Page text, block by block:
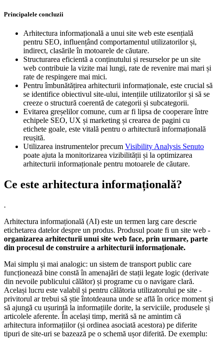
Principalele concluzii
Arhitectura informațională a unui site web este esențială
pentru SEO, influențând comportamentul utilizatorilor și,
indirect, clasările în motoarele de căutare.
Structurarea eficientă a conținutului și resurselor pe un site
web contribuie la vizite mai lungi, rate de revenire mai mari și
rate de respingere mai mici.
Pentru îmbunătățirea arhitecturii informaționale, este crucial să
se identifice obiectivul site-ului, intențiile utilizatorilor și să se
creeze o structură coerentă de categorii și subcategorii.
Evitarea greșelilor comune, cum ar fi lipsa de cooperare între
echipele SEO, UX și marketing și crearea de pagini cu
etichete goale, este vitală pentru o arhitectură informațională
reușită.
Utilizarea instrumentelor precum Visibility Analysis Senuto
poate ajuta la monitorizarea vizibilității și la optimizarea
arhitecturii informaționale pentru motoarele de căutare.
Ce este arhitectura informațională?
.
Arhitectura informațională (AI) este un termen larg care descrie
etichetarea datelor despre un produs. Produsul poate fi un site web -
organizarea arhitecturii unui site web face, prin urmare, parte
din procesul de construire a arhitecturii informaționale.
Mai simplu și mai analogic: un sistem de transport public care
funcționează bine constă în amenajări de stații legate logic (derivate
din nevoile publicului călător) și programe cu o navigare clară.
Același lucru este valabil și pentru călătoria utilizatorului pe site -
privitorul ar trebui să știe întotdeauna unde se află în orice moment și
să ajungă cu ușurință la informațiile dorite, la serviciile, produsele și
articolele aferente. În același timp, merită să ne amintim că
arhitectura informațiilor (și ordinea asociată acestora) pe diferite
tipuri de site-uri se bazează pe o schemă ușor diferită. De exemplu: